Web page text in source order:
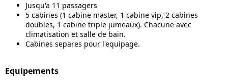
Jusqu'a 11 passagers
5 cabines (1 cabine master, 1 cabine vip, 2 cabines
doubles, 1 cabine triple jumeaux). Chacune avec
climatisation et salle de bain.
Cabines separes pour l'equipage.
Equipements